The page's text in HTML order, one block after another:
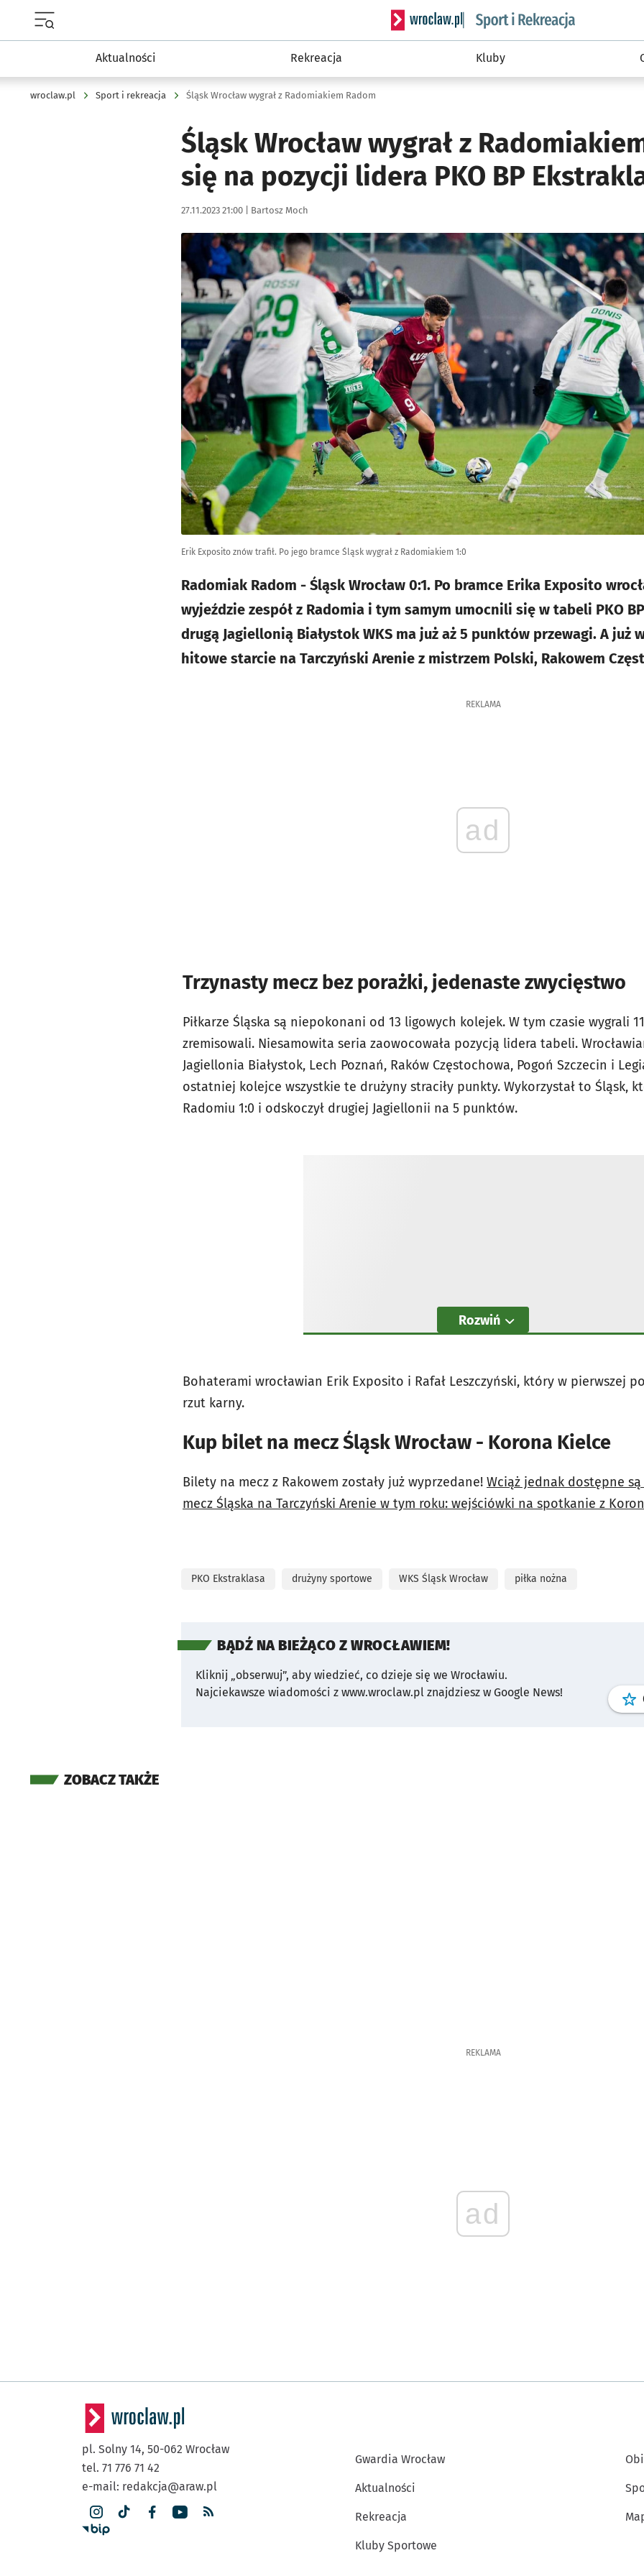
Serwis informacyjny wroclaw.pl podserwis: Sport
Aktualności Rekreacja Kluby
wroclaw.pl Sport i rekreacja Śląsk Wrocław wygrał z Radomiakiem Radom
Śląsk Wrocław wygrał z
się na pozycji lidera PKO BP
Data publikacji:
27.11.2023 21:00 | Autor:
Bartosz Moch
Kliknij, aby powiększyć
Erik Exposito znów trafił. Po jego bramce Śląsk wygrał z Radomiakiem 1:0
Radomiak Radom - Śląsk Wrocław 0:1. Po bramce Erika Exposito
wyjeździe zespół z Radomia i tym samym umocnili się w tabeli PKO
drugą Jagiellonią Białystok WKS ma już aż 5 punktów przewagi. A już
hitowe starcie na Tarczyński Arenie z mistrzem Polski, Rakowem
REKLAMA
ad
Trzynasty mecz bez porażki, jedenaste zwycięstwo
Piłkarze Śląska są niepokonani od 13 ligowych kolejek. W tym czasie wygrali
zremisowali. Niesamowita seria zaowocowała pozycją lidera tabeli.
Jagiellonia Białystok, Lech Poznań, Raków Częstochowa, Pogoń Szczecin i
ostatniej kolejce wszystkie te drużyny straciły punkty. Wykorzystał to Śląsk,
Radomiu 1:0 i odskoczył drugiej Jagiellonii na 5 punktów.
Rozwiń
Bohaterami wrocławian Erik Exposito i Rafał Leszczyński, który w pierwszej
rzut karny.
Kup bilet na mecz Śląsk Wrocław - Korona Kielce
Bilety na mecz z Rakowem zostały już wyprzedane! Wciąż jednak dostępne
mecz Śląska na Tarczyński Arenie w tym roku: wejściówki na spotkanie z
PKO Ekstraklasa drużyny sportowe WKS Śląsk Wrocław piłka nożna
BĄDŹ NA BIEŻĄCO Z WROCŁAWIEM!
Kliknij „obserwuj”, aby wiedzieć, co dzieje się we Wrocławiu.
Najciekawsze wiadomości z www.wroclaw.pl znajdziesz w Google News!
ZOBACZ TAKŻE
REKLAMA
ad
pl. Solny 14, 50-062 Wrocław
tel. 71 776 71 42
e-mail: redakcja@araw.pl
Gwardia Wrocław
Aktualności
Rekreacja
Kluby Sportowe